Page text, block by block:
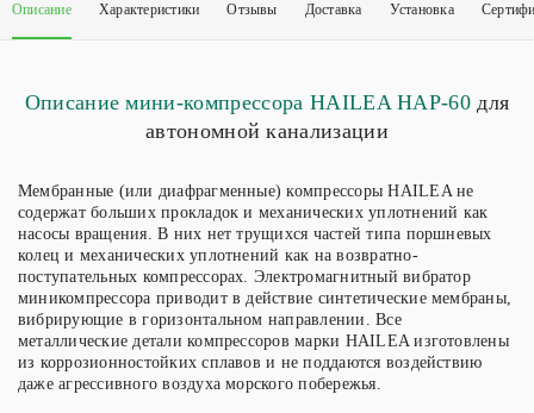
Описание Характеристики Отзывы Доставка Установка
Описание мини-компрессора HAILEA HAP-60 для
автономной канализации
Мембранные (или диафрагменные) компрессоры HAILEA не
содержат больших прокладок и механических уплотнений как
насосы вращения. В них нет трущихся частей типа поршневых
колец и механических уплотнений как на возвратно-
поступательных компрессорах. Электромагнитный вибратор
миникомпрессора приводит в действие синтетические мембраны,
вибрирующие в горизонтальном направлении. Все
металлические детали компрессоров марки HAILEA изготовлены
из коррозионностойких сплавов и не поддаются воздействию
даже агрессивного воздуха морского побережья.